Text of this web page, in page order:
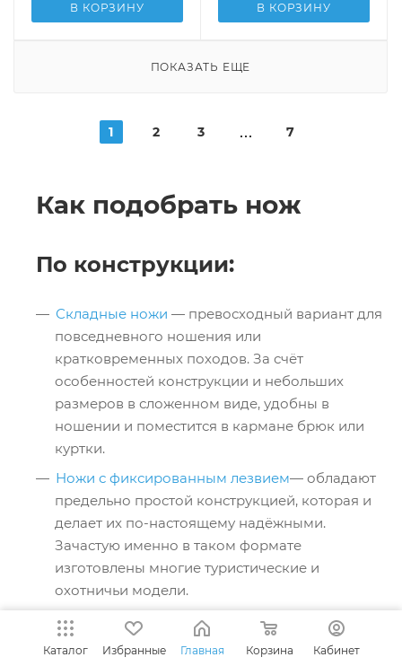
В КОРЗИНУ В КОРЗИНУ
ПОКАЗАТЬ ЕЩЕ
1 2 3 7
Как подобрать нож
По конструкции:
Складные ножи — превосходный вариант для
повседневного ношения или
кратковременных походов. За счёт
особенностей конструкции и небольших
размеров в сложенном виде, удобны в
ношении и поместится в кармане брюк или
куртки.
Ножи с фиксированным лезвием— обладают
предельно простой конструкцией, которая и
делает их по-настоящему надёжными.
Зачастую именно в таком формате
изготовлены многие туристические и
охотничьи модели.
Многофункциональные ножи- имеются
дополнительные инструменты для повышения
Каталог Избранные Главная Корзина Кабинет